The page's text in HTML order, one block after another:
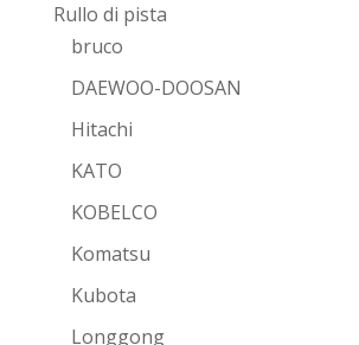
Rullo di pista
bruco
DAEWOO-DOOSAN
Hitachi
KATO
KOBELCO
Komatsu
Kubota
Longgong